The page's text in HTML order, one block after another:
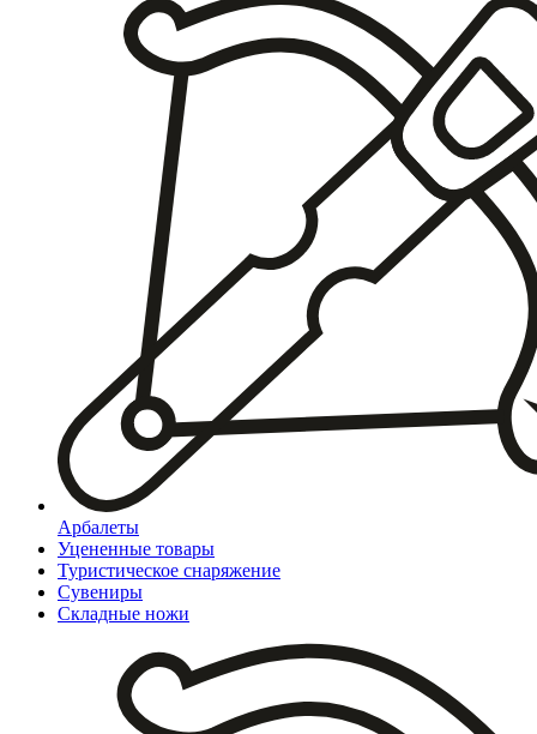
Арбалеты
Уцененные товары
Туристическое снаряжение
Сувениры
Складные ножи